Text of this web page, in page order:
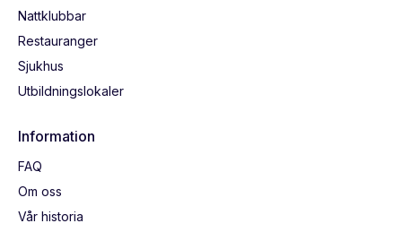
Nattklubbar
Restauranger
Sjukhus
Utbildningslokaler
Information
FAQ
Om oss
Vår historia